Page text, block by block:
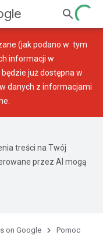
(jak podano w tym
informacji w
już dostępna w
danych z informacjami
treści na Twój
przez AI mogą
on Google Pomoc